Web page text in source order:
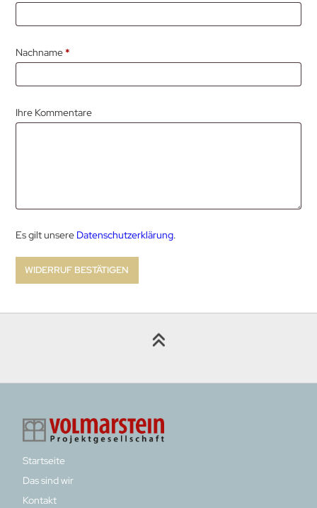
Nachname*
Ihre Kommentare
Es gilt unsere Datenschutzerklärung.
WIDERRUF BESTÄTIGEN
Startseite
Das sind wir
Kontakt